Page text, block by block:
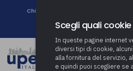
Chi siamo
Scegli quali
In queste pagine internet
diversi tipi di cookie,
alla fornitura del servizio,
e quindi puoi scegliere se